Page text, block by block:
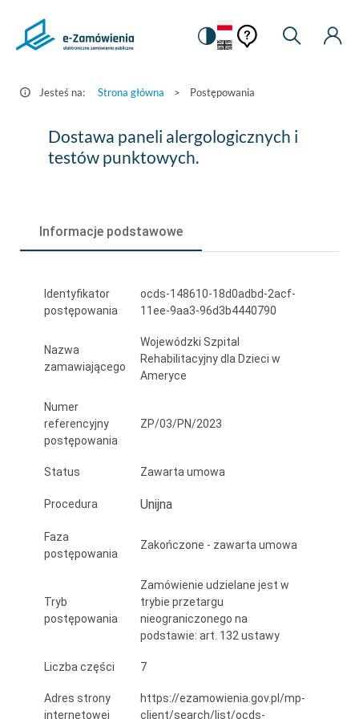
Postępowania
Zamówienia.gov.pl
Zmiana
na
kontrastową
Pomoc
kontekstowa
Pomoc
Moje
Jesteś na: Strona główna > Postępowania
Dostawa
paneli
testów
Dostawa paneli alergologicznych i
testów punktowych.
Informacje podstawowe
Identyfikator
postępowania
ocds-148610-18d0adbd-2acf-
11ee-9aa3-96d3b4440790
Nazwa
zamawiającego
Wojewódzki Szpital
Rehabilitacyjny dla Dzieci w
Ameryce
Numer
referencyjny
postępowania
ZP/03/PN/2023
Status Zawarta umowa
Procedura Unijna
Faza
postępowania
Zakończone - zawarta umowa
Tryb
postępowania
Zamówienie udzielane jest w
trybie przetargu
nieograniczonego na
podstawie: art. 132 ustawy
Liczba części 7
Adres strony
internetowej
https://ezamowienia.gov.pl/mp-
client/search/list/ocds-